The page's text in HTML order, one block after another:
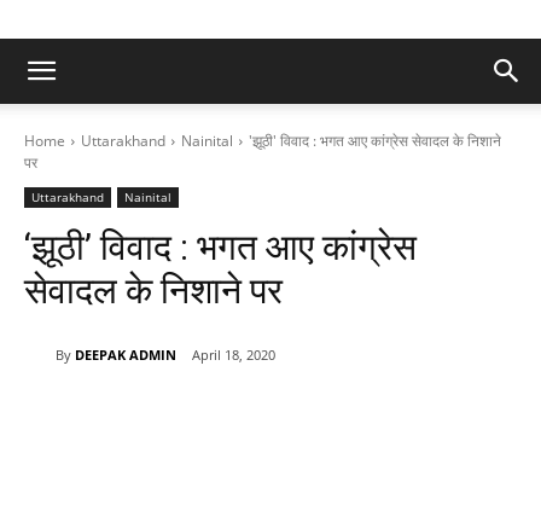
Home Uttarakhand Nainital
'झूठी' विवाद : भगत आए कांग्रेस सेवादल के निशाने
पर
Uttarakhand Nainital
‘झूठी’ विवाद : भगत आए कांग्रेस
सेवादल के निशाने पर
By DEEPAK ADMIN April 18, 2020